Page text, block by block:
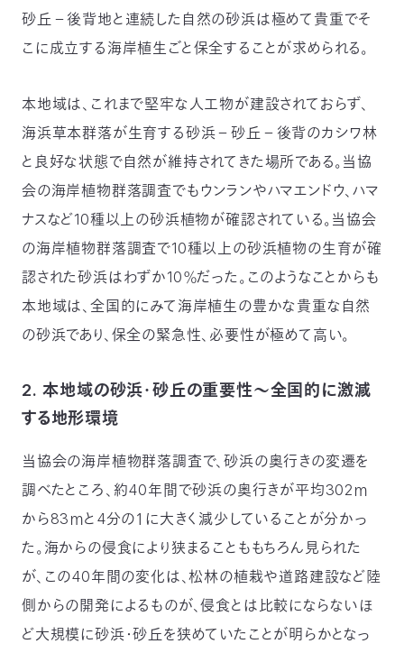
砂丘－後背地と連続した自然の砂浜は極めて貴重でそ
こに成立する海岸植生ごと保全することが求められる。
本地域は、これまで堅牢な人工物が建設されておらず、
海浜草本群落が生育する砂浜－砂丘－後背のカシワ林
と良好な状態で自然が維持されてきた場所である。当協
会の海岸植物群落調査でもウンランやハマエンドウ、ハマ
ナスなど10種以上の砂浜植物が確認されている。当協会
の海岸植物群落調査で10種以上の砂浜植物の生育が確
認された砂浜はわずか10％だった。このようなことからも
本地域は、全国的にみて海岸植生の豊かな貴重な自然
の砂浜であり、保全の緊急性、必要性が極めて高い。
2. 本地域の砂浜・砂丘の重要性～全国的に激減
する地形環境
当協会の海岸植物群落調査で、砂浜の奥行きの変遷を
調べたところ、約40年間で砂浜の奥行きが平均302ｍ
から83ｍと4分の１に大きく減少していることが分かっ
た。海からの侵食により狭まることももちろん見られた
が、この40年間の変化は、松林の植栽や道路建設など陸
側からの開発によるものが、侵食とは比較にならないほ
ど大規模に砂浜・砂丘を狭めていたことが明らかとなっ